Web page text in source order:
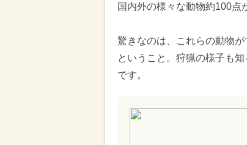
国内外の様々な動物約100点
驚きなのは、これらの動物
ということ。狩猟の様子も
です。